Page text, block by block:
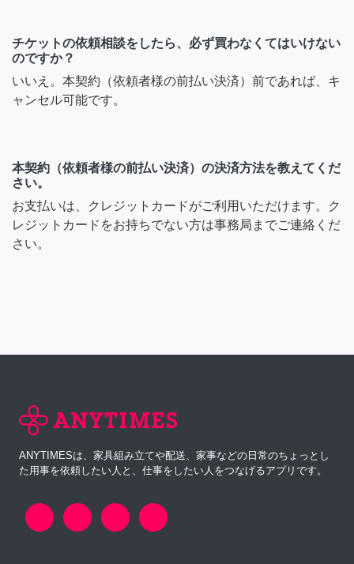
チケットの依頼相談をしたら、必ず買わなくてはいけない
のですか？
いいえ。本契約（依頼者様の前払い決済）前であれば、キ
ャンセル可能です。
本契約（依頼者様の前払い決済）の決済方法を教えてくだ
さい。
お支払いは、クレジットカードがご利用いただけます。ク
レジットカードをお持ちでない方は事務局までご連絡くだ
さい。
ANYTIMESは、家具組み立てや配送、家事などの日常のちょっとし
た用事を依頼したい人と、仕事をしたい人をつなげるアプリです。